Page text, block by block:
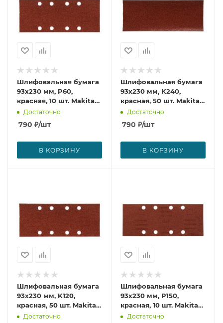
Шлифовальная бумага
93х230 мм, P60,
красная, 10 шт. Makita
P-31843
Достаточно
790 ₽/шт
В КОРЗИНУ
Шлифовальная бумага
93х230 мм, K240,
красная, 50 шт. Makita
P-36251
Достаточно
790 ₽/шт
В КОРЗИНУ
Шлифовальная бумага
93х230 мм, K120,
красная, 50 шт. Makita
P-36108
Достаточно
Шлифовальная бумага
93х230 мм, P150,
красная, 10 шт. Makita
P-36027
Достаточно